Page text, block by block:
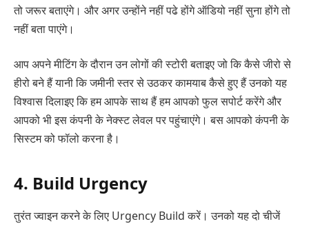
तो जरूर बताएंगे। और अगर उन्होंने नहीं पढे होंगे ऑडियो नहीं सुना होंगे तो
नहीं बता पाएंगे।
आप अपने मीटिंग के दौरान उन लोगों की स्टोरी बताइए जो कि कैसे जीरो से
हीरो बने हैं यानी कि जमीनी स्तर से उठकर कामयाब कैसे हुए हैं उनको यह
विश्वास दिलाइए कि हम आपके साथ हैं हम आपको फुल सपोर्ट करेंगे और
आपको भी इस कंपनी के नेक्स्ट लेवल पर पहुंचाएंगे। बस आपको कंपनी के
सिस्टम को फॉलो करना है।
4. Build Urgency
तुरंत ज्वाइन करने के लिए Urgency Build करें। उनको यह दो चीजें